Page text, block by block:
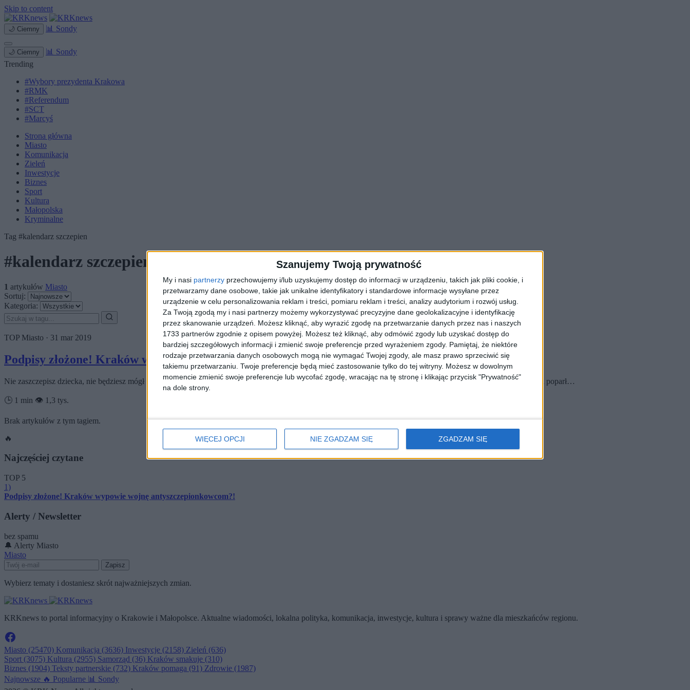
Szanujemy Twoją prywatność
My i nasi partnerzy przechowujemy i/lub uzyskujemy dostęp do informacji w urządzeniu, takich jak pliki cookie, i
przetwarzamy dane osobowe, takie jak unikalne identyfikatory i standardowe informacje wysyłane przez
urządzenie w celu personalizowania reklam i treści, pomiaru reklam i treści, analizy audytorium i rozwój usług.
Za Twoją zgodą my i nasi partnerzy możemy wykorzystywać precyzyjne dane geolokalizacyjne i identyfikację
przez skanowanie urządzeń. Możesz kliknąć, aby wyrazić zgodę na przetwarzanie danych przez nas i naszych
1733 partnerów zgodnie z opisem powyżej. Możesz też kliknąć, aby odmówić zgody lub uzyskać dostęp do
bardziej szczegółowych informacji i zmienić swoje preferencje przed wyrażeniem zgody. Pamiętaj, że niektóre
rodzaje przetwarzania danych osobowych mogą nie wymagać Twojej zgody, ale masz prawo sprzeciwić się
takiemu przetwarzaniu. Twoje preferencje będą mieć zastosowanie tylko do tej witryny. Możesz w dowolnym
momencie zmienić swoje preferencje lub wycofać zgodę, wracając na tę stronę i klikając przycisk "Prywatność"
na dole strony.
WIĘCEJ OPCJI NIE ZGADZAM SIĘ ZGADZAM SIĘ
Skip to content
🌙 Ciemny 📊 Sondy
🌙 Ciemny 📊 Sondy
Trending
#Wybory prezydenta Krakowa
#RMK
#Referendum
#SCT
#Marcyś
Strona główna
Miasto
Komunikacja
Zieleń
Inwestycje
Biznes
Sport
Kultura
Małopolska
Kryminalne
Tag #kalendarz szczepien
#kalendarz szczepien
1 artykułów Miasto
Sortuj:
Kategoria:
TOP Miasto · 31 mar 2019
Podpisy złożone! Kraków wypowie wojnę antyszczepionkowcom?!
Nie zaszczepisz dziecka, nie będziesz mógł go posłać do żłobka lub przedszkola – taki warunek wkrótce może pojawić się w Krakowie. Prezydent Jacek Majchrowski poparł…
🕒 1 min 👁️ 1,3 tys.
Brak artykułów z tym tagiem.
🔥
Najczęściej czytane
TOP 5
1)
Podpisy złożone! Kraków wypowie wojnę antyszczepionkowcom?!
Alerty / Newsletter
bez spamu
🔔 Alerty Miasto
Miasto
Zapisz
Wybierz tematy i dostaniesz skrót najważniejszych zmian.
KRKnews to portal informacyjny o Krakowie i Małopolsce. Aktualne wiadomości, lokalna polityka, komunikacja, inwestycje, kultura i sprawy ważne dla mieszkańców regionu.
Miasto (25470) Komunikacja (3636) Inwestycje (2158) Zieleń (636)
Sport (3075) Kultura (2955) Samorząd (36) Kraków smakuje (310)
Biznes (1904) Teksty partnerskie (732) Kraków pomaga (91) Zdrowie (1987)
Najnowsze 🔥 Popularne 📊 Sondy